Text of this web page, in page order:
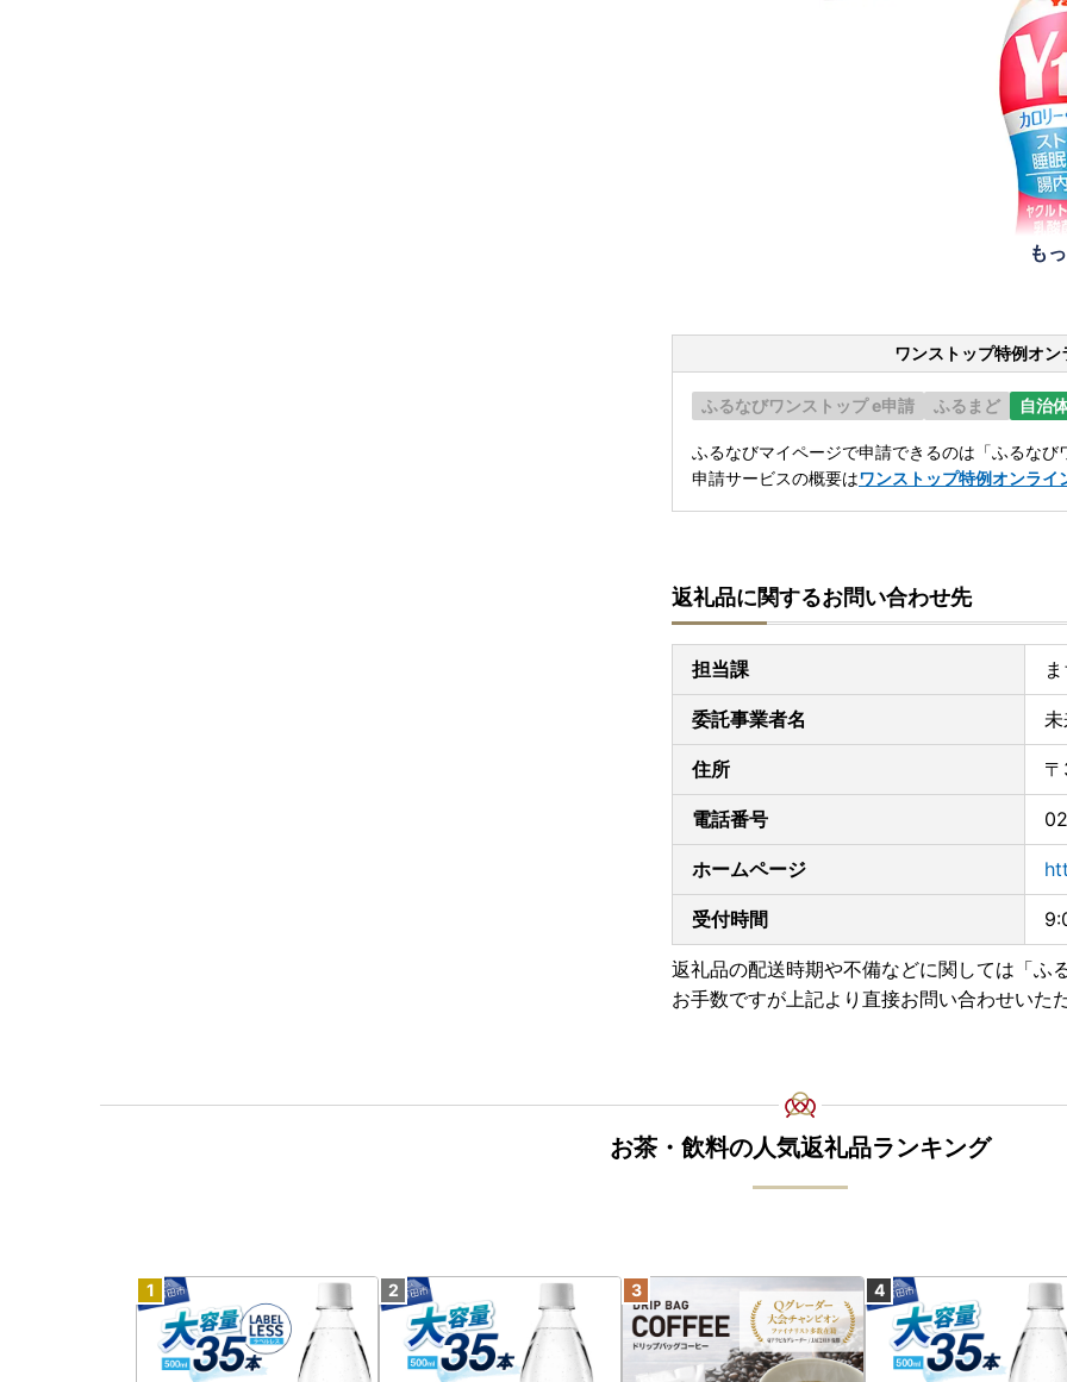
も
ワンストップ特例オン
ふるなびワンストップ e申請 ふるまど 自治
ふるなびマイページで申請できるのは「ふるな
申請サービスの概要はワンストップ特例オンライ
返礼品に関するお問い合わせ先
担当課
委託事業者名
住所
電話番号
ホームページ
受付時間
返礼品の配送時期や不備などに関しては「ふ
お手数ですが上記より直接お問い合わせいた
お茶・飲料の人気返礼品ランキング